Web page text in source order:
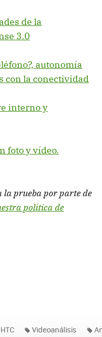
de la
3.0
autonomía
con la conectividad
interno y
foto y vídeo.
la prueba por parte de
política de
HTC Videoanálisis